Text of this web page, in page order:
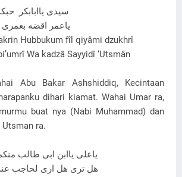
Hubbukum fîl qiyâmi dzukhrî
Wa kadzâ Sayyidî ‘Utsmân
Abu Bakar Ashshiddiq, Kecintaan
dihari kiamat. Wahai Umar ra,
buat nya (Nabi Muhammad) dan
ra.